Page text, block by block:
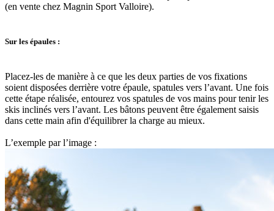
(en vente chez Magnin Sport Valloire).
Sur les épaules :
Placez-les de manière à ce que les deux parties de vos fixations
soient disposées derrière votre épaule, spatules vers l’avant. Une fois
cette étape réalisée, entourez vos spatules de vos mains pour tenir les
skis inclinés vers l’avant. Les bâtons peuvent être également saisis
dans cette main afin d'équilibrer la charge au mieux.
L’exemple par l’image :